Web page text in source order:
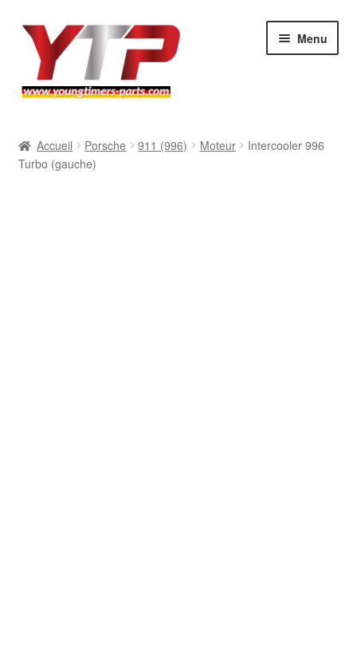
Aller
navigation
Aller
contenu
Menu
BMW
Accueil Porsche 911 (996) Moteur
Intercooler 996
Turbo (gauche)